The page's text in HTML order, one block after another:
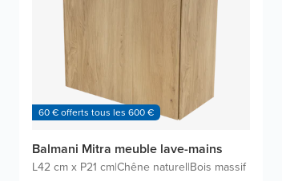
60 € offerts tous les 600 €
Balmani Mitra meuble lave-mains
L42 cm x P21 cm|Chêne naturel|Bois massif